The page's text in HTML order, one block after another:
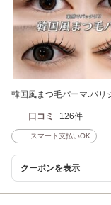
韓国風まつ毛パーマ.パリ
口コミ 126件
スマート支払いOK
クーポンを表示